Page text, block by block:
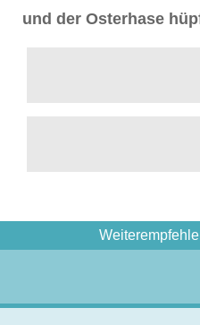
und der Osterhase